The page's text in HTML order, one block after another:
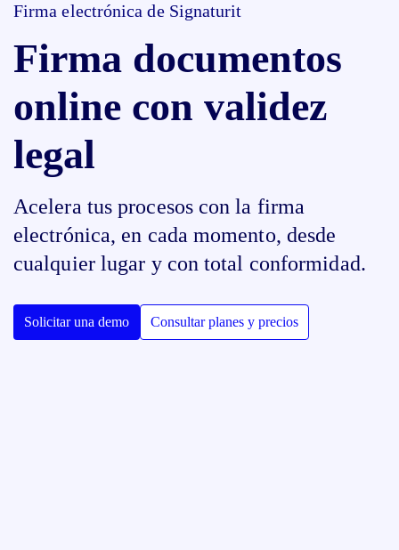
Firma electrónica de Signaturit
Firma documentos
online con validez
legal
Acelera tus procesos con la firma
electrónica, en cada momento, desde
cualquier lugar y con total conformidad.
Solicitar una demo Consultar planes y precios